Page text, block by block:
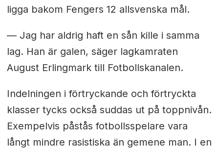
ligga bakom Fengers 12 allsvenska mål.
— Jag har aldrig haft en sån kille i samma
lag. Han är galen, säger lagkamraten
August Erlingmark till Fotbollskanalen.
Indelningen i förtryckande och förtryckta
klasser tycks också suddas ut på toppnivån.
Exempelvis påstås fotbollsspelare vara
långt mindre rasistiska än gemene man. I en